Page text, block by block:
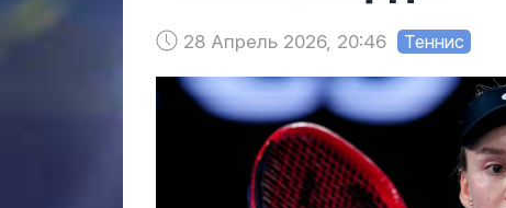
28 Апрель 2026, 20:46 Теннис